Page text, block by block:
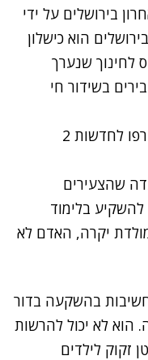
בירושלים על ידי
הוא כישלון
לחינוך שנערך
בשידור חי
רוצים לקבל עדכונים נוספים? הצטרפו לחדשות 2
שהצעירים
בלימוד
יקרה, האדם לא
בהשקעה בדור
הוא לא יכול להרשות
זקוק לילדים